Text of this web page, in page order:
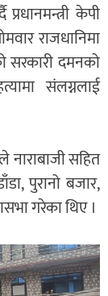
केपी
राजधानिमा
दमनको
संलग्नलाई
सहित
पुरानो बजार,
गरेका थिए ।